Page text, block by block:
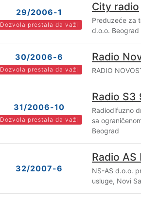
29/2006-1
Dozvola prestala da važi
City radio
Preduzeće za
d.o.o. Beograd
30/2006-6
Dozvola prestala da važi
Radio
RADIO
31/2006-10
Dozvola prestala da važi
Radio S3
Radiodifuzno
sa
Beograd
32/2007-6
Radio AS
NS-AS d.o.o.
usluge, Novi